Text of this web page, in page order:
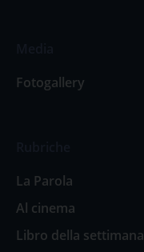
Fotogallery
La Parola
Al cinema
Libro della settimana